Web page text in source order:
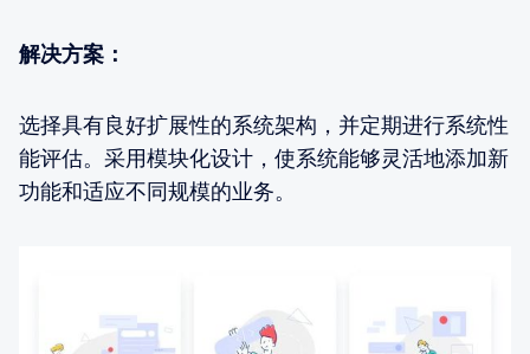
解决方案：
选择具有良好扩展性的系统架构，并定期进行系统性
能评估。采用模块化设计，使系统能够灵活地添加新
功能和适应不同规模的业务。